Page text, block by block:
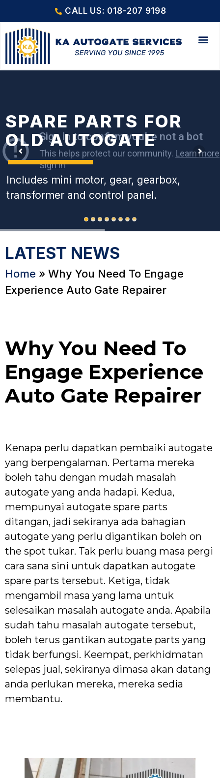
CALL US: 018-207 9198
SPARE PARTS FOR
OLD AUTOGATE
Includes mini motor, gear, gearbox,
transformer and control panel.
LATEST NEWS
Home » Why You Need To Engage
Experience Auto Gate Repairer
Why You Need To
Engage Experience
Auto Gate Repairer
Kenapa perlu dapatkan pembaiki autogate
yang berpengalaman. Pertama mereka
boleh tahu dengan mudah masalah
autogate yang anda hadapi. Kedua,
mempunyai autogate spare parts
ditangan, jadi sekiranya ada bahagian
autogate yang perlu digantikan boleh on
the spot tukar. Tak perlu buang masa pergi
cara sana sini untuk dapatkan autogate
spare parts tersebut. Ketiga, tidak
mengambil masa yang lama untuk
selesaikan masalah autogate anda. Apabila
sudah tahu masalah autogate tersebut,
boleh terus gantikan autogate parts yang
tidak berfungsi. Keempat, perkhidmatan
selepas jual, sekiranya dimasa akan datang
anda perlukan mereka, mereka sedia
membantu.